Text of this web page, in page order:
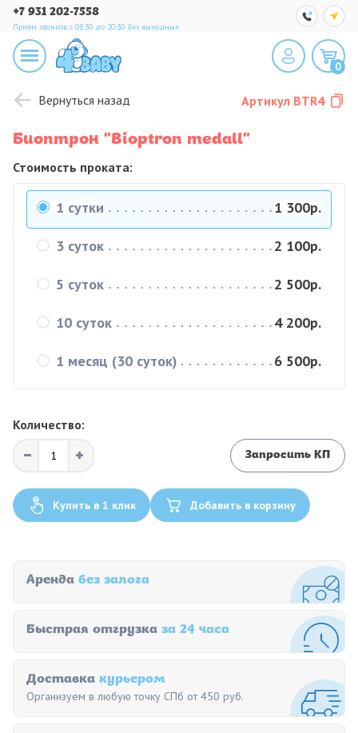
+7 931 202-7558
Приём звонков с 08:30 до 20:30 Без выходных
0
Вернуться назад Артикул BTR4
Биоптрон "Bioptron medall"
Стоимость проката:
1 сутки 1 300р.
3 суток 2 100р.
5 суток 2 500р.
10 суток 4 200р.
1 месяц (30 суток) 6 500р.
Количество:
Запросить КП
Купить в 1 клик Добавить в корзину
Аренда без залога
Быстрая отгрузка за 24 часа
Доставка курьером
Организуем в любую точку СПб от 450 руб.